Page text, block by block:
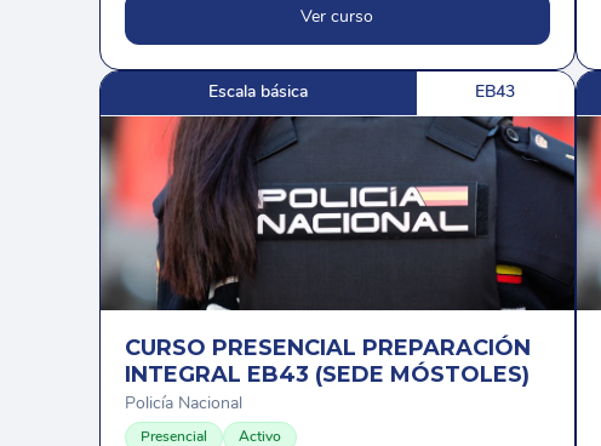
Ver curso
Escala básica EB43
CURSO PRESENCIAL PREPARACIÓN
INTEGRAL EB43 (SEDE MÓSTOLES)
Policía Nacional
Presencial Activo